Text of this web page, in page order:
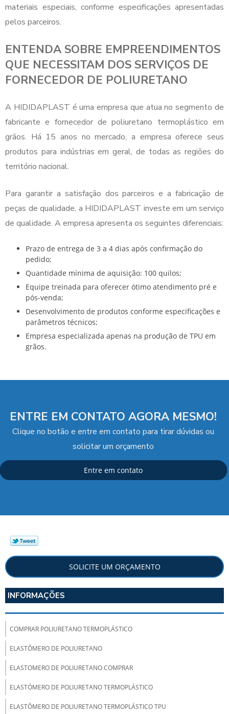
materiais especiais, conforme especificações apresentadas
pelos parceiros.
ENTENDA SOBRE EMPREENDIMENTOS
QUE NECESSITAM DOS SERVIÇOS DE
FORNECEDOR DE POLIURETANO
A HIDIDAPLAST é uma empresa que atua no segmento de
fabricante e fornecedor de poliuretano termoplástico em
grãos. Há 15 anos no mercado, a empresa oferece seus
produtos para indústrias em geral, de todas as regiões do
território nacional.
Para garantir a satisfação dos parceiros e a fabricação de
peças de qualidade, a HIDIDAPLAST investe em um serviço
de qualidade. A empresa apresenta os seguintes diferenciais:
prazo de entrega de 3 a 4 dias após confirmação do
pedido;
quantidade mínima de aquisição: 100 quilos;
equipe treinada para oferecer ótimo atendimento pré e
pós-venda;
desenvolvimento de produtos conforme especificações e
parâmetros técnicos;
empresa especializada apenas na produção de TPU em
grãos.
ENTRE EM CONTATO AGORA MESMO!
Clique no botão e entre em contato para tirar dúvidas ou
solicitar um orçamento
Entre em contato
SOLICITE UM ORÇAMENTO
INFORMAÇÕES
COMPRAR POLIURETANO TERMOPLÁSTICO
ELASTÔMERO DE POLIURETANO
ELASTOMERO DE POLIURETANO COMPRAR
ELASTÓMERO DE POLIURETANO TERMOPLÁSTICO
ELASTÔMERO DE POLIURETANO TERMOPLÁSTICO TPU